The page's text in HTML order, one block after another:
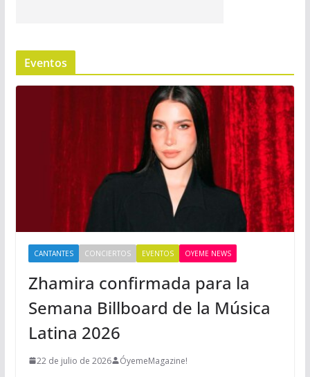
Eventos
CANTANTES CONCIERTOS EVENTOS OYEME NEWS
Zhamira confirmada para la
Semana Billboard de la Música
Latina 2026
22 de julio de 2026 ÓyemeMagazine!